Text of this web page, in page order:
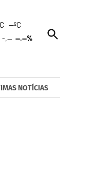
--ºC
-,----.--%
Open
Search
NOTÍCIAS